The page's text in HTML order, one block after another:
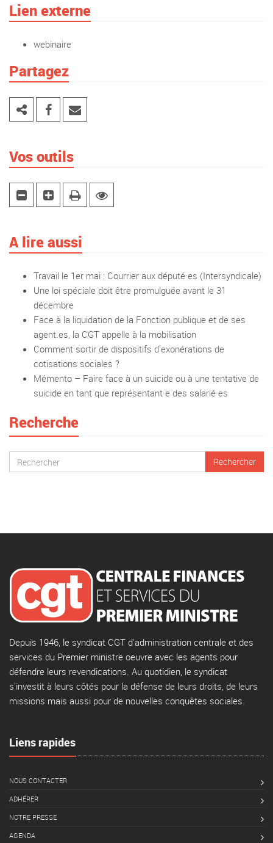
Lien externe
webinaire
Partagez
Vos outils
A lire aussi
Travail le 1er mai : Courrier aux député·es (Intersyndicale)
Une loi spéciale doit être promulguée avant le 31
décembre
Face à la liquidation de la Fonction publique et de ses
agent.es, la CGT appelle à la mobilisation
Comment sortir de dispositifs d’exonérations de
cotisations sociales ?
Mémento – Faire face à un suicide ou à une tentative de
suicide en tant que représentant·e des salarié·es
Recherche
Depuis 1946, le syndicat CGT d'administration centrale et des
services du Premier ministre oeuvre avec les agents pour
défendre leurs revendications. Au quotidien, le syndicat
s'investit à leurs côtés pour la défense de leurs droits, de leurs
missions mais aussi pour de nouvelles conquêtes sociales.
Liens rapides
NOUS CONTACTER
ADHÉRER
NOTRE PRESSE
AGENDA